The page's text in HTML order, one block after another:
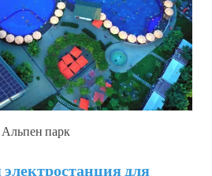
Альпен парк
для